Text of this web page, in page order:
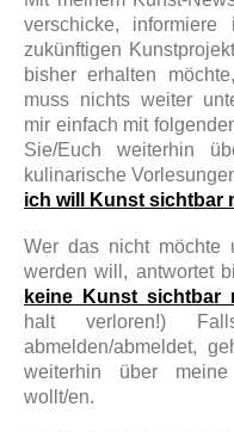
verschicke,
zukünftigen
bisher erhalten
muss nichts weiter
mir einfach mit
Sie/Euch weiterhin
kulinarische
ich will Kunst sichtbar
Wer das nicht möchte
werden will, antwortet
keine Kunst sichtbar
halt verloren!)
abmelden/abmeldet,
weiterhin über
wollt/en.